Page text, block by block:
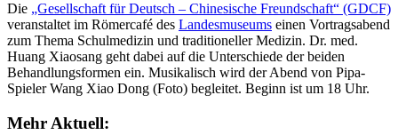
Die „Gesellschaft für Deutsch – Chinesische Freundschaft“ (GDCF)
veranstaltet im Römercafé des Landesmuseums einen Vortragsabend
zum Thema Schulmedizin und traditioneller Medizin. Dr. med.
Huang Xiaosang geht dabei auf die Unterschiede der beiden
Behandlungsformen ein. Musikalisch wird der Abend von Pipa-
Spieler Wang Xiao Dong (Foto) begleitet. Beginn ist um 18 Uhr.
Mehr Aktuell: